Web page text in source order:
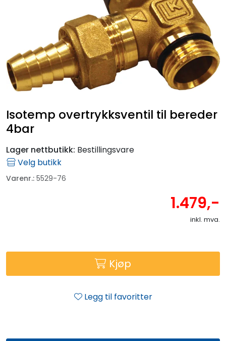
Isotemp overtrykksventil til bereder
4bar
Lager nettbutikk: Bestillingsvare
Velg butikk
Varenr.: 5529-76
1.479,-
inkl. mva.
Kjøp
Legg til favoritter
Fortøyning
Fritid/Sikkerhet
Seil
Outlet